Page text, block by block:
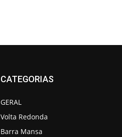
CATEGORIAS
GERAL
Volta Redonda
Barra Mansa